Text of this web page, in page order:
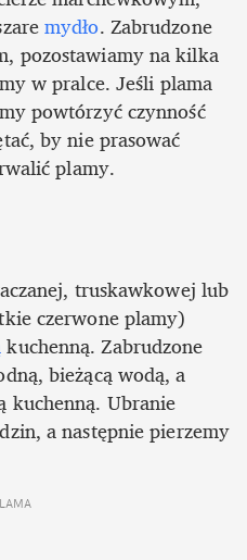
mydło. Zabrudzone
pozostawiamy na kilka
w pralce. Jeśli plama
powtórzyć czynność
by nie prasować
plamy.
truskawkowej lub
czerwone plamy)
kuchenną. Zabrudzone
bieżącą wodą, a
kuchenną. Ubranie
a następnie pierzemy